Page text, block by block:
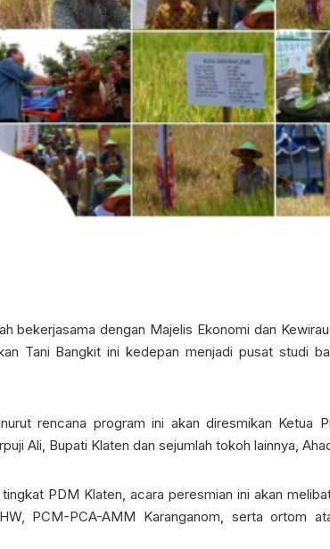
bekerjasama dengan Majelis Ekonomi dan
Tani Bangkit ini kedepan menjadi pusat studi
rencana program ini akan diresmikan Ketua
Ali, Bupati Klaten dan sejumlah tokoh lainnya,
PDM Klaten, acara peresmian ini akan
PCM-PCA-AMM Karanganom, serta ortom